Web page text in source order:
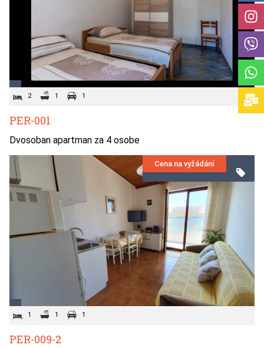
2 1 1
PER-001
Dvosoban apartman za 4 osobe
Cena na vyžádání
1 1 1
PER-009-2